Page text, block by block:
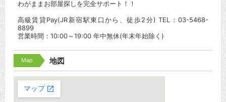
わがままお部屋探しを完全サポート！！
高級賃貸Pay(JR新宿駅東口から、徒歩2分) TEL：03-5468-
8899
営業時間：10:00～19:00 年中無休(年末年始除く)
Map 地図